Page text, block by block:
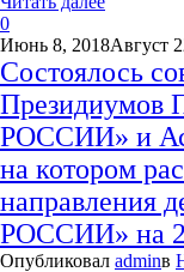
0
Июнь 8, 2018Август
Состоялось
РОССИИ» и
на котором
направления
РОССИИ» на
Опубликовал adminв